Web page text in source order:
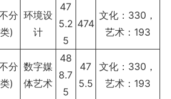
分
)
环境设
计
47
5.2
5
474
文化：330，
艺术：193
分
)
数字媒
体艺术
48
8.7
5
47
5.5
文化：330，
艺术：193